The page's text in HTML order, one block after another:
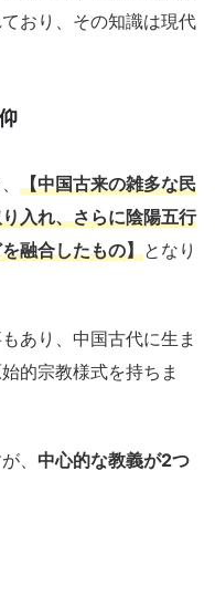
おり、その知識は現代
【中国古来の雑多な民
入れ、さらに陰陽五行
融合したもの】となり
あり、中国古代に生ま
的宗教様式を持ちま
、 中心的な教義が2つ